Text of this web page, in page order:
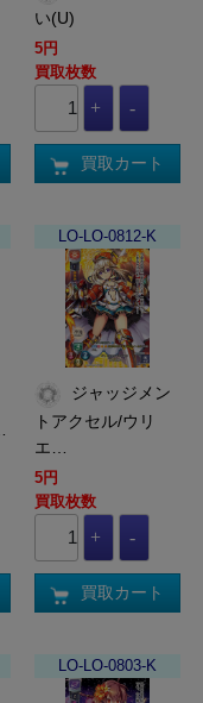
い(U)
5円
買取枚数
買取カート
LO-LO-0812-K
トアクセル/ウリ
エ…
5円
買取枚数
買取カート
LO-LO-0803-K